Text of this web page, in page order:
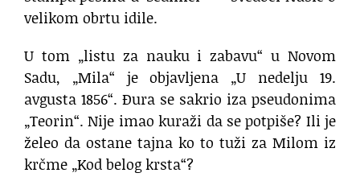
velikom obrtu idile.
U tom „listu za nauku i zabavu“ u Novom
Sadu, „Mila“ je objavljena „U nedelju 19.
avgusta 1856“. Đura se sakrio iza pseudonima
„Teorin“. Nije imao kuraži da se potpiše? Ili je
želeo da ostane tajna ko to tuži za Milom iz
krčme „Kod belog krsta“?